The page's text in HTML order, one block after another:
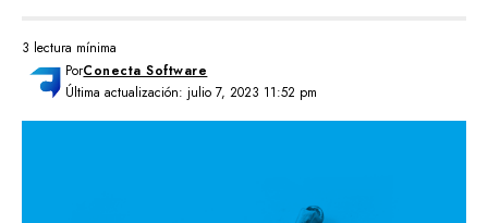
Última actualización: julio 7, 2023 11:52 pm
PorConecta Software
3 lectura mínima